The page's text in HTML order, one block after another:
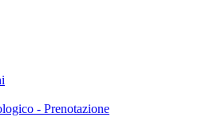
- Prenotazione